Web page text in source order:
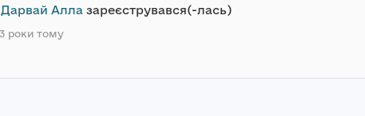
Дарвай Алла зареєструвався(-лась)
3 роки тому